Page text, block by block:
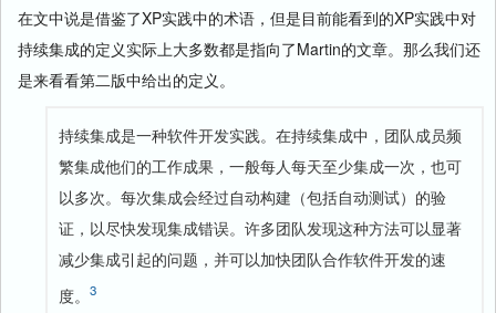
在文中说是借鉴了XP实践中的术语，但是目前能看到的XP实践中对
持续集成的定义实际上大多数都是指向了Martin的文章。那么我们还
是来看看第二版中给出的定义。
持续集成是一种软件开发实践。在持续集成中，团队成员频
繁集成他们的工作成果，一般每人每天至少集成一次，也可
以多次。每次集成会经过自动构建（包括自动测试）的验
证，以尽快发现集成错误。许多团队发现这种方法可以显著
减少集成引起的问题，并可以加快团队合作软件开发的速
度。
3